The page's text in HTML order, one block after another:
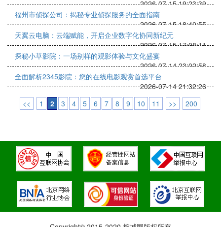
2026-07-15 19:23:39
福州市侦探公司：揭秘专业侦探服务的全面指南
2026-07-15 18:40:55
天翼云电脑：云端赋能，开启企业数字化协同新纪元
2026-07-15 17:08:11
探秘小草影院：一场别样的观影体验与文化盛宴
2026-07-14 23:02:58
全面解析2345影院：您的在线电影观赏首选平台
2026-07-14 21:32:26
<<
1 2 3 4 5 6 7 8 9 10 11 >> 200